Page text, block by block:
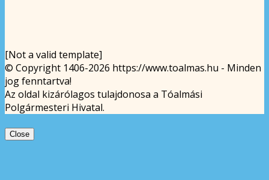
[Not a valid template]
© Copyright 1406-2026 https://www.toalmas.hu - Minden
jog fenntartva!
Az oldal kizárólagos tulajdonosa a Tóalmási
Polgármesteri Hivatal.
Close